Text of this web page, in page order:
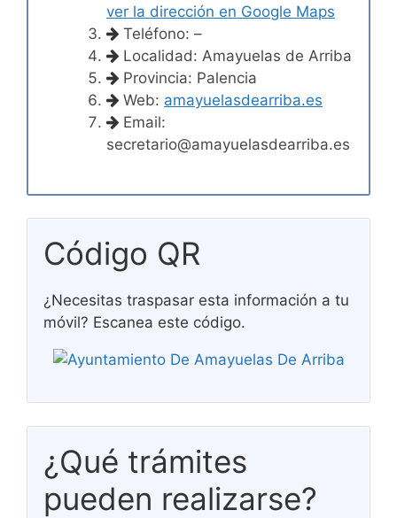
ver la dirección en Google Maps
Teléfono: –
Localidad: Amayuelas de Arriba
Provincia: Palencia
Web: amayuelasdearriba.es
Email:
secretario@amayuelasdearriba.es
Código QR
¿Necesitas traspasar esta información a tu
móvil? Escanea este código.
¿Qué trámites
pueden realizarse?